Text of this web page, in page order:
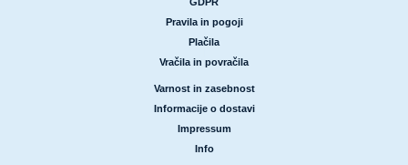
Pravila in pogoji
Plačila
Vračila in povračila
Varnost in zasebnost
Informacije o dostavi
Impressum
Info